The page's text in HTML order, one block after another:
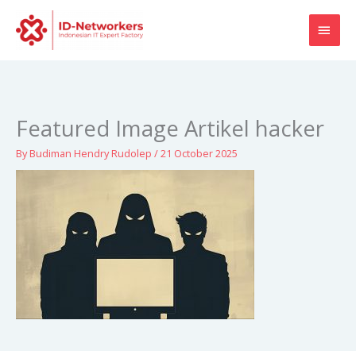
content
Featured Image Artikel hacker
ByBudiman Hendry Rudolep /21 October 2025